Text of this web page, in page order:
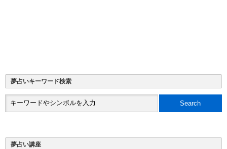
夢占いキーワード検索
夢占い講座